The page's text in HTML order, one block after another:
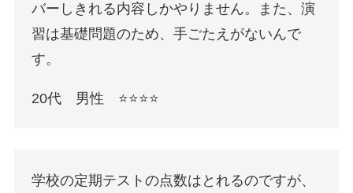
バーしきれる内容しかやりません。また、演
習は基礎問題のため、手ごたえがないんで
す。
20代 男性 ⭐️⭐️⭐️⭐️
学校の定期テストの点数はとれるのですが、